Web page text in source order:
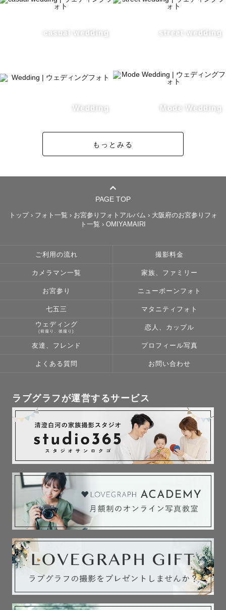
笑顔が連鎖していくのがわかりました。
ずっと思っていました。
でも、学生時代は人見知りで
仲間外れにされた経験もあります。
そんな私が出会ったのが「カメラ」📸
父の一眼で桜を撮ったとき、
友達を撮って写真を渡したとき
その笑顔を見た瞬間、気付いたんです。
「あ、これが私のやりたかったことだ」と。
「笑顔の時間を一緒につくること」💐
📷 笑顔なのに心が映らない方へ
自然な笑顔を引き出していきます。
実際のお声では、
「自然体でいられた」
「元気と幸せをもらえた」
「私ってこんなに笑うんだ！」
といただきました。
——この笑顔の連鎖こそが、
私の原動力です。
- - - - - - - - - - - - - - - - - - - - - - - -
② 撮影について
撮影が本業のため、
平日・土日問わずご依頼可能です。
⚠️スケジュールが×や△の日でも
casual wedding street wedding
Wedding Mode Wedding
もっとみる
PAGE TOP
トップ› フォト一覧 › お宮参りフォトアルバム › 大阪府のお宮参りフォ
ト一覧 › OMIYAMAIRI
ご利用の流れ 撮影料金
カメラマン一覧 家族、ファミリー
お宮参り ニューボーンフォト
七五三 マタニティフォト
ウェディング
(前撮り、後撮り)
恋人、カップル
友達、フレンド プロフィール写真
よくある質問 お問い合わせ
ラブグラフが運営するサービス